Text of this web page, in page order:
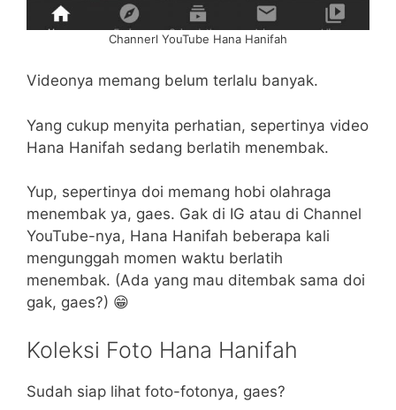
Channerl YouTube Hana Hanifah
Videonya memang belum terlalu banyak.
Yang cukup menyita perhatian, sepertinya video
Hana Hanifah sedang berlatih menembak.
Yup, sepertinya doi memang hobi olahraga
menembak ya, gaes. Gak di IG atau di Channel
YouTube-nya, Hana Hanifah beberapa kali
mengunggah momen waktu berlatih
menembak. (Ada yang mau ditembak sama doi
gak, gaes?) 😁
Koleksi Foto Hana Hanifah
Sudah siap lihat foto-fotonya, gaes?